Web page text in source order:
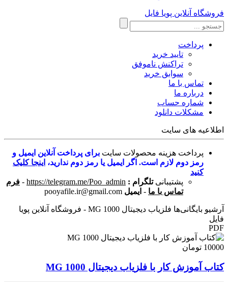
فروشگاه آنلاین پویا فایل
پرداخت
تایید خرید
تراکنش ناموفق
سوابق خرید
تماس با ما
درباره ما
شماره حساب
مشکلات دانلود
اطلاعیه های سایت
پرداخت هزینه محصولات سایت برای پرداخت آنلاین ایمیل و
رمز دوم لازم است. اگر ایمیل یا رمز دوم ندارید، اینجا کلیک
کنید
پشتیبانی تلگرام : https://telegram.me/Poo_admin
- فرم
تماس با ما - ایمیل pooyafile.ir@gmail.com
آرشیو بایگانی‌ها فلزیاب دیجیتال MG 1000 - فروشگاه آنلاین پویا
فایل
PDF
10000 تومان
کتاب آموزش کار با فلزیاب دیجیتال MG 1000